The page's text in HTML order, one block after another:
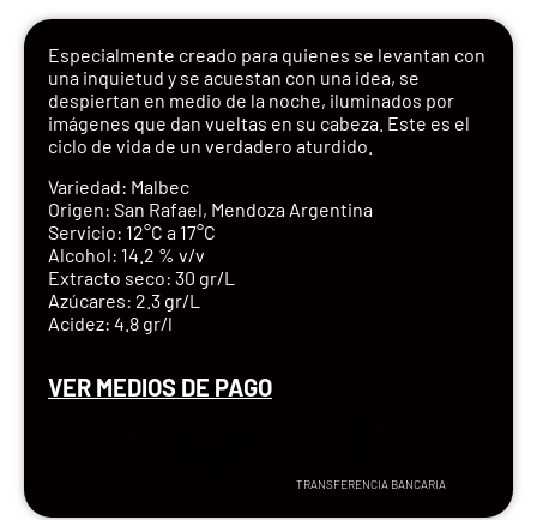
Especialmente creado para quienes se levantan con
una inquietud y se acuestan con una idea, se
despiertan en medio de la noche, iluminados por
imágenes que dan vueltas en su cabeza. Este es el
ciclo de vida de un verdadero aturdido.
Variedad: Malbec
Origen: San Rafael, Mendoza Argentina
Servicio: 12°C a 17°C
Alcohol: 14.2 % v/v
Extracto seco: 30 gr/L
Azúcares: 2.3 gr/L
Acidez: 4.8 gr/l
VER MEDIOS DE PAGO
TRANSFERENCIA BANCARIA